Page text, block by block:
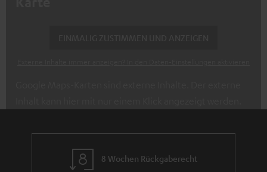
externe Inhalte angezeigt werden. Dabei können
personenbezogene Daten an Drittplattformen
übermittelt werden. Weitere Informationen sind in der
8 Wochen Rückgaberecht